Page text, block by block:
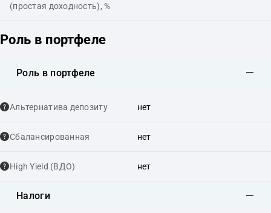
(простая доходность), %
Роль в портфеле
Роль в портфеле
Альтернатива депозиту нет
Сбалансированная нет
High Yield (ВДО) нет
Налоги